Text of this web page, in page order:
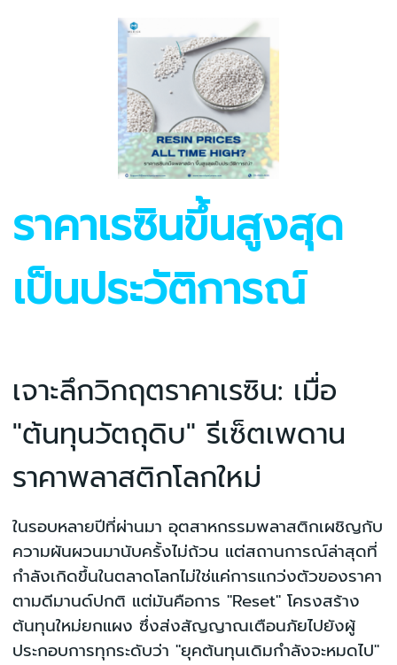
ราคาเรซินขึ้นสูงสุด
เป็นประวัติการณ์
เจาะลึกวิกฤตราคาเรซิน: เมื่อ
"ต้นทุนวัตถุดิบ" รีเซ็ตเพดาน
ราคาพลาสติกโลกใหม่
ในรอบหลายปีที่ผ่านมา อุตสาหกรรมพลาสติกเผชิญกับ
ความผันผวนมานับครั้งไม่ถ้วน แต่สถานการณ์ล่าสุดที่
กำลังเกิดขึ้นในตลาดโลกไม่ใช่แค่การแกว่งตัวของราคา
ตามดีมานด์ปกติ แต่มันคือการ "Reset" โครงสร้าง
ต้นทุนใหม่ยกแผง ซึ่งส่งสัญญาณเตือนภัยไปยังผู้
ประกอบการทุกระดับว่า "ยุคต้นทุนเดิมกำลังจะหมดไป"